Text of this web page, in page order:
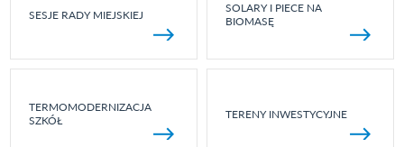
SESJE RADY MIEJSKIEJ
SOLARY I PIECE NA
BIOMASĘ
TERMOMODERNIZACJA
SZKÓŁ
TERENY INWESTYCYJNE